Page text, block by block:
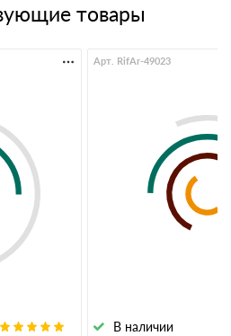
товары
В наличии
Арт. RifAr-49023